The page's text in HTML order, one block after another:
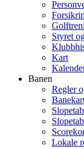
Styret
Kart
Banen
Regler
Lokale